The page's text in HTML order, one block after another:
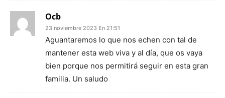
Ocb
23 noviembre 2023 En 21:51
Aguantaremos lo que nos echen con tal de
mantener esta web viva y al día, que os vaya
bien porque nos permitirá seguir en esta gran
familia. Un saludo